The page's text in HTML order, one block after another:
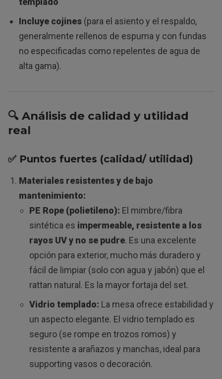
Incluye cojines(para el asiento y el respaldo,
generalmente rellenos de espuma y con fundas
no especificadas como repelentes de agua de
alta gama).
🔍 Análisis de calidad y utilidad
real
✅ Puntos fuertes (calidad/ utilidad)
Materiales resistentes y de bajo
mantenimiento:
PE Rope (polietileno): El mimbre/fibra
sintética es impermeable, resistente a los
rayos UV y no se pudre. Es una excelente
opción para exterior, mucho más duradero y
fácil de limpiar (solo con agua y jabón) que el
rattan natural. Es la mayor fortaja del set.
Vidrio templado: La mesa ofrece estabilidad y
un aspecto elegante. El vidrio templado es
seguro (se rompe en trozos romos) y
resistente a arañazos y manchas, ideal para
supporting vasos o decoración.